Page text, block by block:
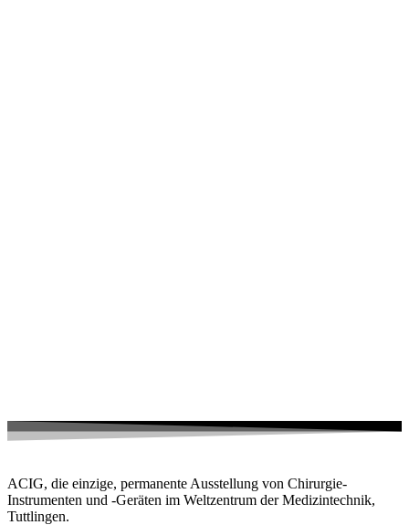
ACIG, die einzige, permanente Ausstellung von Chirurgie-
Instrumenten und -Geräten im Weltzentrum der Medizintechnik,
Tuttlingen.